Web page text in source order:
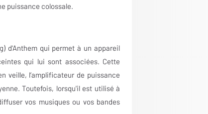
puissance colossale.
d'Anthem qui permet à un appareil
qui lui sont associées. Cette
veille, l’amplificateur de puissance
Toutefois, lorsqu'il est utilisé à
vos musiques ou vos bandes